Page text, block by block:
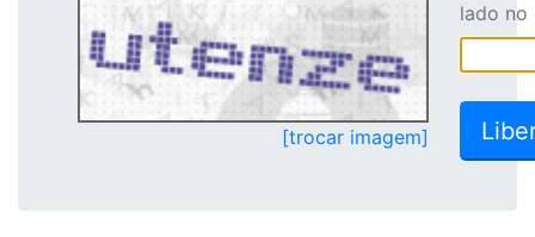
[trocar imagem]
lado no